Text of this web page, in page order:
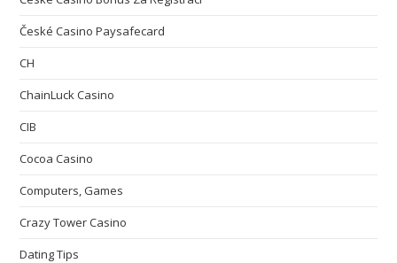
České Casino Paysafecard
CH
ChainLuck Casino
CIB
Cocoa Casino
Computers, Games
Crazy Tower Сasino
Dating Tips